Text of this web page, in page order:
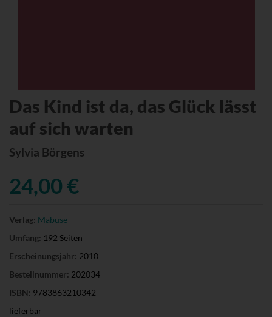
Das Kind ist da, das Glück lässt
auf sich warten
Sylvia Börgens
24,00 €
Verlag: Mabuse
Umfang: 192 Seiten
Erscheinungsjahr: 2010
Bestellnummer: 202034
ISBN: 9783863210342
lieferbar